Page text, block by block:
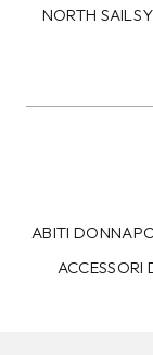
NORTH SAILS
ABITI DONNA
ACCESSORI